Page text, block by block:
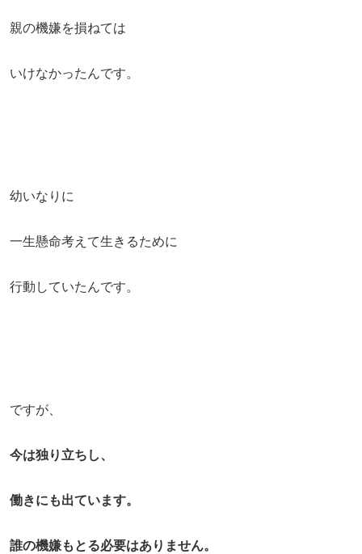
親の機嫌を損ねては
いけなかったんです。
幼いなりに
一生懸命考えて生きるために
行動していたんです。
ですが、
今は独り立ちし、
働きにも出ています。
誰の機嫌もとる必要はありません。